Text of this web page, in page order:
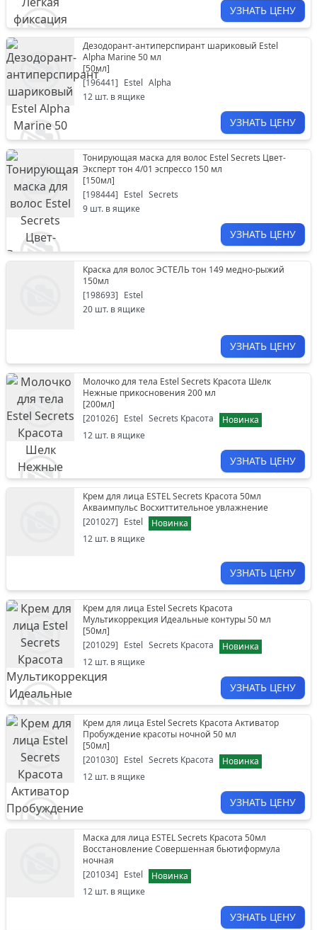
УЗНАТЬ ЦЕНУ
Дезодорант-антиперспирант шариковый Estel
Alpha Marine 50 мл
[50мл]
[196441] Estel Alpha
12 шт. в ящике
УЗНАТЬ ЦЕНУ
Тонирующая маска для волос Estel Secrets Цвет-
Эксперт тон 4/01 эспрессо 150 мл
[150мл]
[198444] Estel Secrets
9 шт. в ящике
УЗНАТЬ ЦЕНУ
Краска для волос ЭСТЕЛЬ тон 149 медно-рыжий
150мл
[198693] Estel
20 шт. в ящике
УЗНАТЬ ЦЕНУ
Молочко для тела Estel Secrets Красота Шелк
Нежные прикосновения 200 мл
[200мл]
[201026] Estel Secrets Красота
Новинка
12 шт. в ящике
УЗНАТЬ ЦЕНУ
Крем для лица ESTEL Secrets Красота 50мл
Акваимпульс Восхиттительное увлажнение
[201027] Estel
Новинка
12 шт. в ящике
УЗНАТЬ ЦЕНУ
Крем для лица Estel Secrets Красота
Мультикоррекция Идеальные контуры 50 мл
[50мл]
[201029] Estel Secrets Красота
Новинка
12 шт. в ящике
УЗНАТЬ ЦЕНУ
Крем для лица Estel Secrets Красота Активатор
Пробуждение красоты ночной 50 мл
[50мл]
[201030] Estel Secrets Красота
Новинка
12 шт. в ящике
УЗНАТЬ ЦЕНУ
Маска для лица ESTEL Secrets Красота 50мл
Восстановление Совершенная бьютиформула
ночная
[201034] Estel
Новинка
12 шт. в ящике
УЗНАТЬ ЦЕНУ